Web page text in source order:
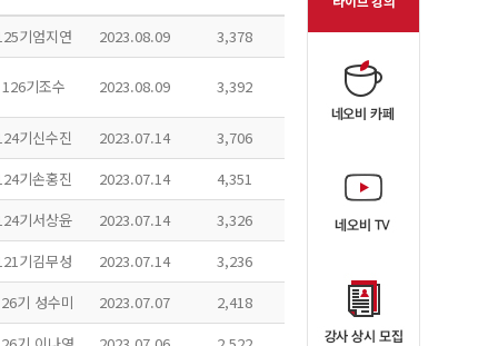
기엄지연 2023.08.09 3,378
126기조수 2023.08.09 3,392
기신수진 2023.07.14
3,706
기손홍진
2023.07.14
4,351
기서상윤
2023.07.14
3,326
기김무성
2023.07.14
3,236
기 성수미
2023.07.07
2,418